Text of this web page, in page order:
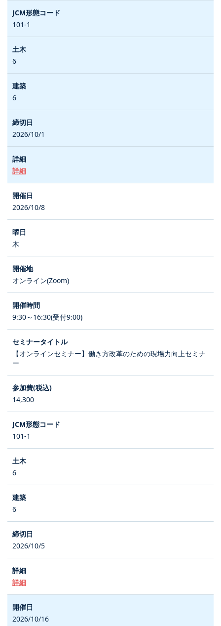
101-1
6
6
2026/10/1
詳細
2026/10/8
木
オンライン(Zoom)
9:30～16:30(受付9:00)
【オンラインセミナー】働き方改革のための現場力向上セミナ
ー
14,300
101-1
6
6
2026/10/5
詳細
2026/10/16